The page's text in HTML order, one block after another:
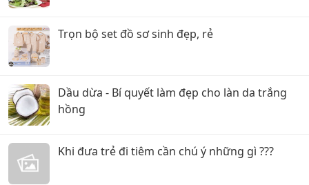
Trọn bộ set đồ sơ sinh đẹp, rẻ
Dầu dừa - Bí quyết làm đẹp cho làn da trắng
hồng
Khi đưa trẻ đi tiêm cần chú ý những gì ???